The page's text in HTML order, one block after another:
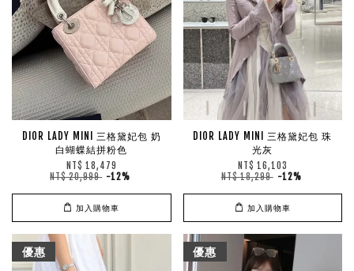
DIOR LADY MINI 三格黛妃包 奶
白蝴蝶結拼粉色
NT$ 18,479
NT$ 20,999 -12%
加入購物車
DIOR LADY MINI 三格黛妃包 珠
光灰
NT$ 16,103
NT$ 18,299 -12%
加入購物車
優惠 優惠